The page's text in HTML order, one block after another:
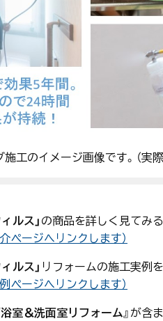
工のイメージ画像です。（実
ルス」の商品を詳しく見てみ
ページへリンクします）
ルス」 リフォームの施工実例
ページへリンクします）
浴室＆洗面室リフォーム』が含